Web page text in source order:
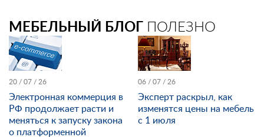
МЕБЕЛЬНЫЙ БЛОГ ПОЛЕЗНО
20 / 07 / 26
Электронная коммерция в
РФ продолжает расти и
меняться к запуску закона
о платформенной
06 / 07 / 26
Эксперт раскрыл, как
изменятся цены на мебель
с 1 июля